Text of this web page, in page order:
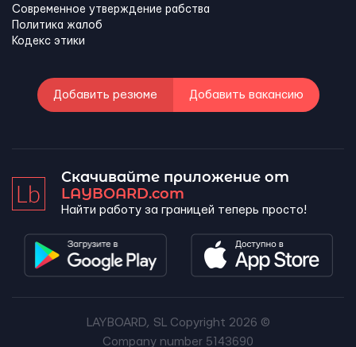
Современное утверждение рабства
Политика жалоб
Кодекс этики
Добавить резюме Добавить вакансию
Скачивайте приложение от
LAYBOARD.com
Найти работу за границей теперь просто!
LAYBOARD, SL Copyright 2026 ©
Company number 5143690